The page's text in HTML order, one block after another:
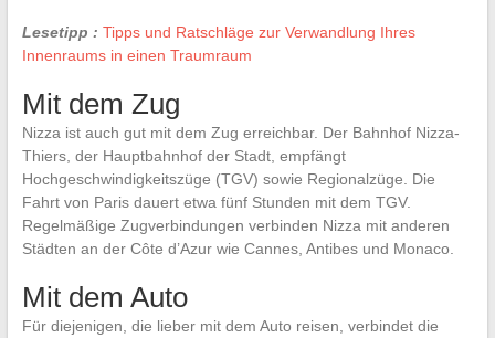
Lesetipp : Tipps und Ratschläge zur Verwandlung Ihres
Innenraums in einen Traumraum
Mit dem Zug
Nizza ist auch gut mit dem Zug erreichbar. Der Bahnhof Nizza-
Thiers, der Hauptbahnhof der Stadt, empfängt
Hochgeschwindigkeitszüge (TGV) sowie Regionalzüge. Die
Fahrt von Paris dauert etwa fünf Stunden mit dem TGV.
Regelmäßige Zugverbindungen verbinden Nizza mit anderen
Städten an der Côte d’Azur wie Cannes, Antibes und Monaco.
Mit dem Auto
Für diejenigen, die lieber mit dem Auto reisen, verbindet die